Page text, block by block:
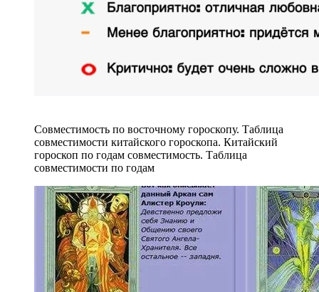
Совместимость по восточному гороскопу. Таблица
совместимости китайского гороскопа. Китайский
гороскоп по годам совместимость. Таблица
совместимости по годам